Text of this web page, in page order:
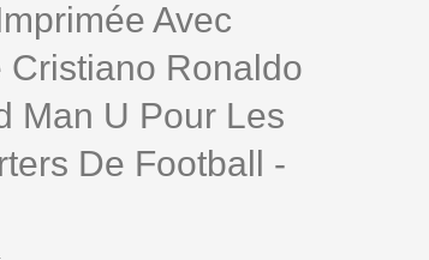
Avec
Ronaldo
Man U Pour Les
De Football -